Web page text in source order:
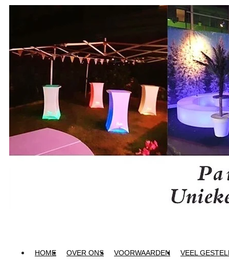
HOME OVER ONS VOORWAARDEN VEEL